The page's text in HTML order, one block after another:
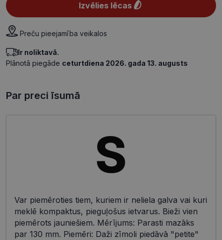
Izvēlies lēcas
Preču pieejamība veikalos
Ir noliktavā.
Plānotā piegāde ceturtdiena 2026. gada 13. augusts
Par preci īsumā
Var piemēroties tiem, kuriem ir neliela galva vai kuri
meklē kompaktus, pieguļošus ietvarus. Bieži vien
piemērots jauniešiem. Mērījums: Parasti mazāks
par 130 mm. Piemēri: Daži zīmoli piedāvā "petite"